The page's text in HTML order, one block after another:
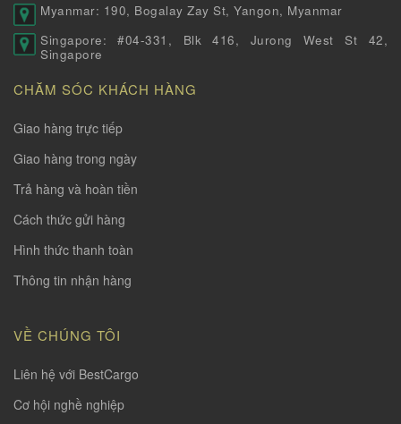
Myanmar: 190, Bogalay Zay St, Yangon, Myanmar
Singapore: #04-331, Blk 416, Jurong West St 42,
Singapore
CHĂM SÓC KHÁCH HÀNG
Giao hàng trực tiếp
Giao hàng trong ngày
Trả hàng và hoàn tiền
Cách thức gửi hàng
Hình thức thanh toàn
Thông tin nhận hàng
VỀ CHÚNG TÔI
Liên hệ với BestCargo
Cơ hội nghề nghiệp